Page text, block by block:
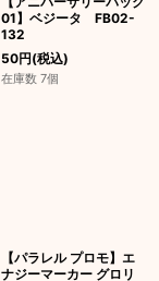
01】ベジータ FB02-
132
50円(税込)
在庫数 7個
【パラレル プロモ】エ
ナジーマーカー グロリ